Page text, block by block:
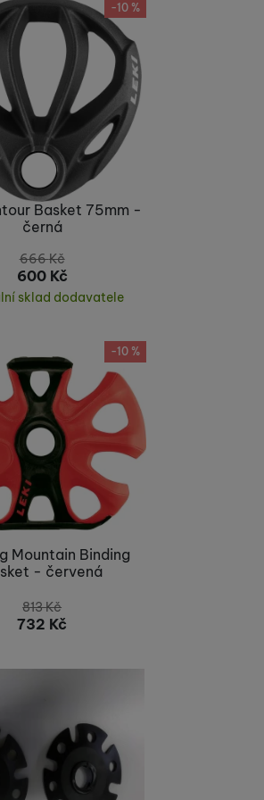
-10 %
Basket 75mm -
černá
666Kč
600 Kč
sklad dodavatele
-10 %
Mountain Binding
- červená
813Kč
732 Kč